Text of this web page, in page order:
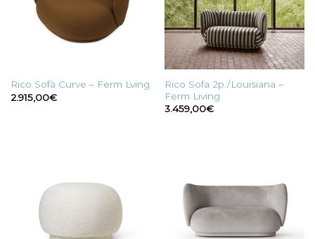
Rico Sofà Curve – Ferm Lving
2.915,00€
Rico Sofa 2p./Louisiana –
Ferm Living
3.459,00€